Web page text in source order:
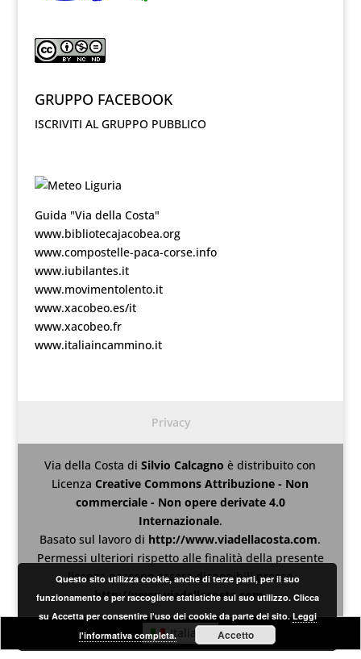
GRUPPO FACEBOOK
ISCRIVITI AL GRUPPO PUBBLICO
Guida "Via della Costa"
www.bibliotecajacobea.org
www.compostelle-paca-corse.info
www.iubilantes.it
www.movimentolento.it
www.xacobeo.es/it
www.xacobeo.fr
www.italiaincammino.it
Privacy
Via della Costa diSilvio Calcagnoè distribuito con
LicenzaCreative Commons Attribuzione - Non
commerciale - Non opere derivate 4.0
Internazionale.
Basato sul lavoro di http://www.viadellacosta.com.
Permessi ulteriori rispetto alle finalità della presente
licenza possono essere disponibili presso
http://www.viadellacosta.com.
Italiano
Questo sito utilizza cookie, anche di terze parti, per il suo
funzionamento e per raccogliere statistiche sul suo utilizzo. Clicca
su Accetta per consentire l'uso dei cookie da parte del sito.Leggi
l'informativa completa.
Accetto